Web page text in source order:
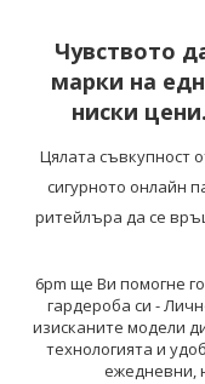
Чувството
марки на
ниски
Цялата съвкупност
сигурното онлайн
ритейлъра да се
6pm ще Ви помогне
гардероба си -
изисканите модели
технологията и
ежедневни,